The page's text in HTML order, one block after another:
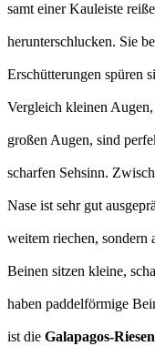
samt einer Kauleiste
herunterschlucken. Sie
Erschütterungen spüren
Vergleich kleinen
großen Augen, sind
scharfen Sehsinn.
Nase ist sehr gut
weitem riechen, sondern
Beinen sitzen kleine,
haben paddelförmige
ist die Galapagos-